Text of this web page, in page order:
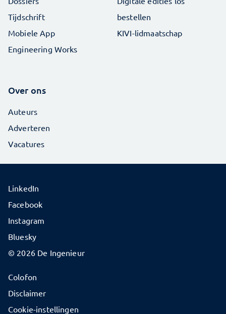
Tijdschrift
Mobiele App
Engineering Works
bestellen
KIVI-lidmaatschap
Over ons
Auteurs
Adverteren
Vacatures
© 2026 De Ingenieur
Colofon
Disclaimer
Cookie-instellingen
LinkedIn
Facebook
Instagram
Bluesky